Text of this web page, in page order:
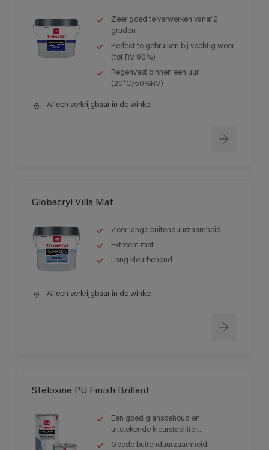
Zeer goed te verwerken vanaf 2
graden
Perfect te gebruiken bij vochtig weer
(tot RV 90%)
Regenvast binnen een uur
(20˚C/50%RV)
Alleen verkrijgbaar in de winkel
Globacryl Villa Mat
Zeer lange buitenduurzaamheid
Extreem mat
Lang kleurbehoud
Alleen verkrijgbaar in de winkel
Steloxine PU Finish Brillant
Een goed glansbehoud en
uitstekende kleurstabiliteit.
Goede buitenduurzaamheid.